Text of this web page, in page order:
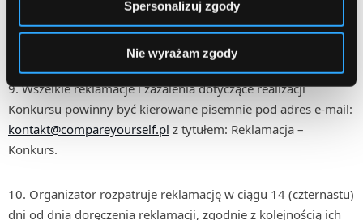
Spersonalizuj zgody
Nie wyrażam zgody
8. Organizator nie ponosi odpowiedzialności za wszelkie
problemy techniczne zaistniałe w trakcie trwania Konkursu,
wynikające z przyczyn niezależnych od Organizatora.
9. Wszelkie reklamacje i zażalenia dotyczące realizacji
Konkursu powinny być kierowane pisemnie pod adres e-mail:
kontakt@compareyourself.pl z tytułem: Reklamacja –
Konkurs.
10. Organizator rozpatruje reklamację w ciągu 14 (czternastu)
dni od dnia doręczenia reklamacji, zgodnie z kolejnością ich